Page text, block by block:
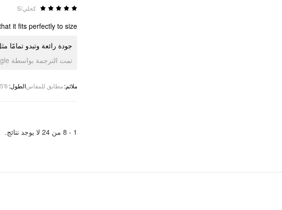
كحلي/S
it fits perfectly to size.
جودة رائعة وتبدو تمامًا
تمت الترجمة بواسطة Google
ملائم:مطابق للمقاسالطول:
1 -
8 من 24 لا يوجد نتائج.